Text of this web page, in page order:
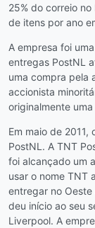
25% do correio
de itens por ano
A empresa foi
entregas PostNL
uma compra pela
accionista
originalmente
Em maio de
PostNL. A TNT
foi alcançado um
usar o nome TNT
entregar no
deu início ao seu
Liverpool. A